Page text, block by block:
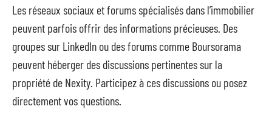
Les réseaux sociaux et forums spécialisés dans l’immobilier
peuvent parfois offrir des informations précieuses. Des
groupes sur LinkedIn ou des forums comme Boursorama
peuvent héberger des discussions pertinentes sur la
propriété de Nexity. Participez à ces discussions ou posez
directement vos questions.